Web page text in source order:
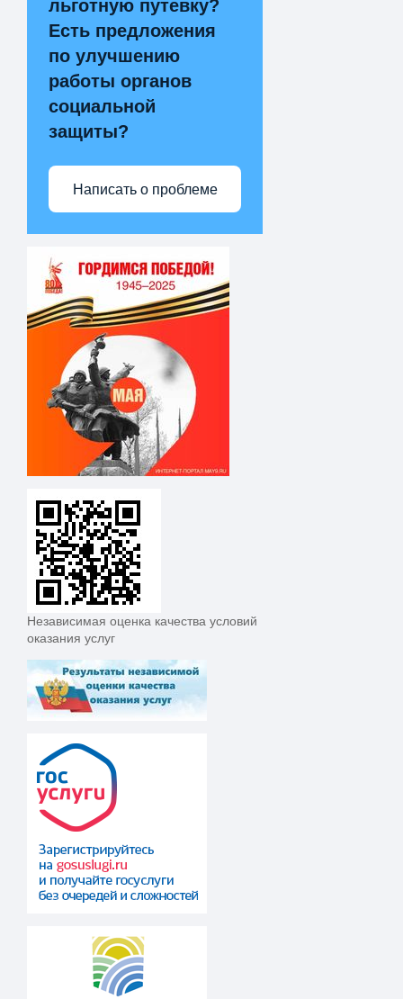
льготную путевку?
Есть предложения
по улучшению
работы органов
социальной
защиты?
Написать о проблеме
Независимая оценка качества условий
оказания услуг